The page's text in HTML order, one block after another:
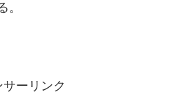
。
サーリンク